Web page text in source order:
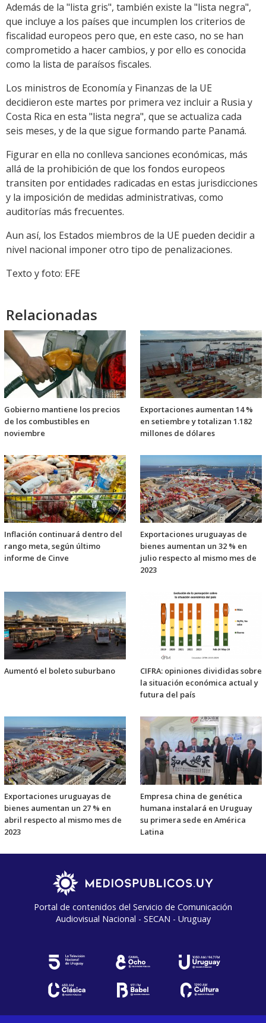
Además de la "lista gris", también existe la "lista negra",
que incluye a los países que incumplen los criterios de
fiscalidad europeos pero que, en este caso, no se han
comprometido a hacer cambios, y por ello es conocida
como la lista de paraísos fiscales.
Los ministros de Economía y Finanzas de la UE
decidieron este martes por primera vez incluir a Rusia y
Costa Rica en esta "lista negra", que se actualiza cada
seis meses, y de la que sigue formando parte Panamá.
Figurar en ella no conlleva sanciones económicas, más
allá de la prohibición de que los fondos europeos
transiten por entidades radicadas en estas jurisdicciones
y la imposición de medidas administrativas, como
auditorías más frecuentes.
Aun así, los Estados miembros de la UE pueden decidir a
nivel nacional imponer otro tipo de penalizaciones.
Texto y foto: EFE
Relacionadas
Gobierno mantiene los precios
de los combustibles en
noviembre
Exportaciones aumentan 14 %
en setiembre y totalizan 1.182
millones de dólares
Inflación continuará dentro del
rango meta, según último
informe de Cinve
Exportaciones uruguayas de
bienes aumentan un 32 % en
julio respecto al mismo mes de
2023
Aumentó el boleto suburbano
CIFRA: opiniones divididas sobre
la situación económica actual y
futura del país
Exportaciones uruguayas de
bienes aumentan un 27 % en
abril respecto al mismo mes de
2023
Empresa china de genética
humana instalará en Uruguay
su primera sede en América
Latina
Portal de contenidos del Servicio de Comunicación
Audiovisual Nacional - SECAN - Uruguay